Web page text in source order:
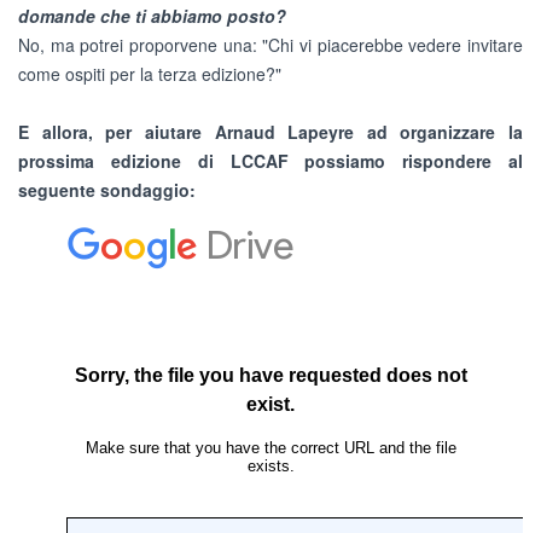
domande che ti abbiamo posto?
No, ma potrei proporvene una: "Chi vi piacerebbe vedere invitare
come ospiti per la terza edizione?"
E allora, per aiutare Arnaud Lapeyre ad organizzare la
prossima edizione di LCCAF possiamo rispondere al
seguente sondaggio: